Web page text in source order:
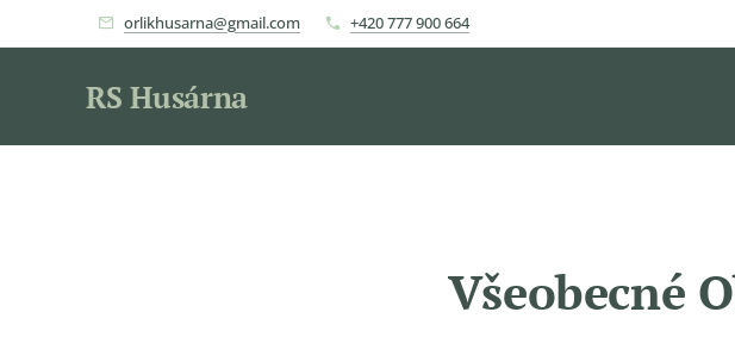
orlikhusarna@gmail.com +420 777 900 664
RS Husárna
Všeobecné